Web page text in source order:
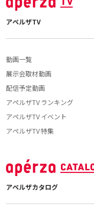
アペルザTV
動画一覧
展示会取材動画
配信予定動画
アペルザTV ランキング
アペルザTV イベント
アペルザTV 特集
アペルザカタログ